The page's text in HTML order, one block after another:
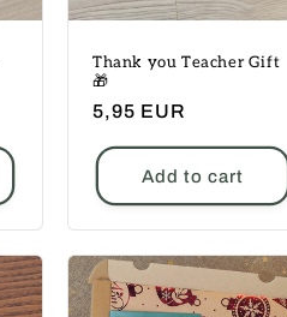
Thank you Teacher Gift
🎁
Regular
5,95 EUR
Add to cart